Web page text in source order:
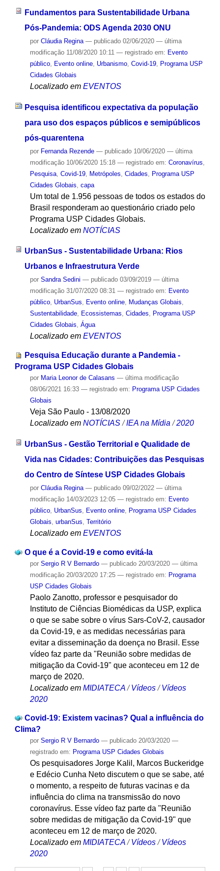
Fundamentos para Sustentabilidade Urbana
Pós-Pandemia: ODS Agenda 2030 ONU
por Cláudia Regina — publicado02/06/2020 — última
modificação11/08/2020 10:11 — registrado em: Evento
público, Evento online, Urbanismo, Covid-19, Programa USP
Cidades Globais
Localizado em EVENTOS
Pesquisa identificou expectativa da população
para uso dos espaços públicos e semipúblicos
pós-quarentena
por Fernanda Rezende — publicado10/06/2020 — última
modificação10/06/2020 15:18 — registrado em: Coronavírus
Pesquisa, Covid-19, Metrópoles Cidades
Programa USP
Cidades Globais capa
Um total de 1.956 pessoas de todos os estados do
Brasil responderam ao questionário criado pelo
Programa USP Cidades Globais.
Localizado em NOTÍCIAS
UrbanSus - Sustentabilidade Urbana: Rios
Urbanos e Infraestrutura Verde
por Sandra Sedini — publicado03/09/2019 — última
modificação31/07/2020 08:31 — registrado em: Evento
público, UrbanSus, Evento online, Mudanças Globais,
Sustentabilidade, Ecossistemas, Cidades, Programa USP
Cidades Globais, Água
Localizado em EVENTOS
Pesquisa Educação durante a Pandemia -
Programa USP Cidades Globais
por Maria Leonor de Calasans — última modificação
08/06/2021 16:33 — registrado em: Programa USP Cidades
Globais
Veja São Paulo - 13/08/2020
Localizado em NOTÍCIAS /IEA na Mídia /2020
UrbanSus - Gestão Territorial e Qualidade de
Vida nas Cidades: Contribuições das Pesquisas
do Centro de Síntese USP Cidades Globais
por Cláudia Regina — publicado09/02/2022 — última
modificação14/03/2023 12:05 — registrado em: Evento
público, UrbanSus Evento online,
Programa USP Cidades
Globais urbanSus Território
Localizado em EVENTOS
O que é a Covid-19 e como evitá-la
por Sergio R V Bernardo — publicado20/03/2020 — última
modificação20/03/2020 17:25 — registrado em: Programa
USP Cidades Globais
Paolo Zanotto, professor e pesquisador do
Instituto de Ciências Biomédicas da USP, explica
o que se sabe sobre o vírus Sars-CoV-2, causador
da Covid-19, e as medidas necessárias para
evitar a disseminação da doença no Brasil. Esse
vídeo faz parte da "Reunião sobre medidas de
mitigação da Covid-19" que aconteceu em 12 de
março de 2020.
Localizado em MIDIATECA /Vídeos /Vídeos
2020
Covid-19: Existem vacinas? Qual a influência do
Clima?
por Sergio R V Bernardo — publicado20/03/2020 —
registrado em: Programa USP Cidades Globais
Os pesquisadores Jorge Kalil, Marcos Buckeridge
e Edécio Cunha Neto discutem o que se sabe, até
o momento, a respeito de futuras vacinas e da
influência do clima na transmissão do novo
coronavírus. Esse vídeo faz parte da "Reunião
sobre medidas de mitigação da Covid-19" que
aconteceu em 12 de março de 2020.
Localizado em MIDIATECA /Vídeos /Vídeos
2020